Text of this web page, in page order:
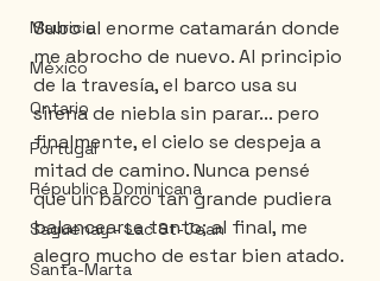
Mauricie
México
Ontario
Portugal
Républica Dominicana
Saguenay - Lac St-Jean
Santa-Marta
Subo al enorme catamarán donde
me abrocho de nuevo. Al principio
de la travesía, el barco usa su
sirena de niebla sin parar... pero
finalmente, el cielo se despeja a
mitad de camino. Nunca pensé
que un barco tan grande pudiera
balancearse tanto; al final, me
alegro mucho de estar bien atado.